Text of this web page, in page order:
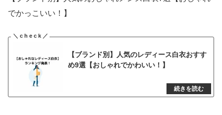
でかっこいい！】
【ブランド別】人気のレディース白衣おすす
め9選【おしゃれでかわいい！】